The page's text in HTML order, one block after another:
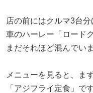
店の前にはクルマ3台
車のハーレー「ロード
まだそれほど混んでい
メニューを見ると、ま
「アジフライ定食」で